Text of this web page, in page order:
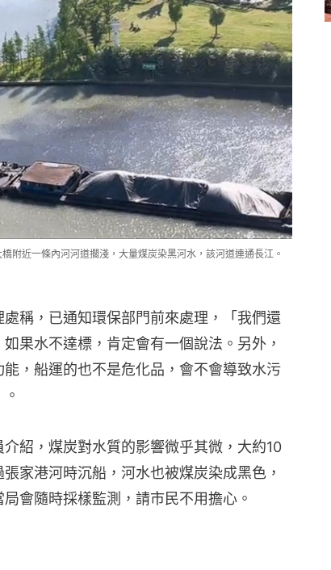
附近一條內河河道擱淺，大量煤炭染黑河水，該河道連通長江。
稱，已通知環保部門前來處理，「我們還
果水不達標，肯定會有一個說法。另外，
，船運的也不是危化品，會不會導致水污
紹，煤炭對水質的影響微乎其微，大約10
家港河時沉船，河水也被煤炭染成黑色，
會隨時採樣監測，請市民不用擔心。